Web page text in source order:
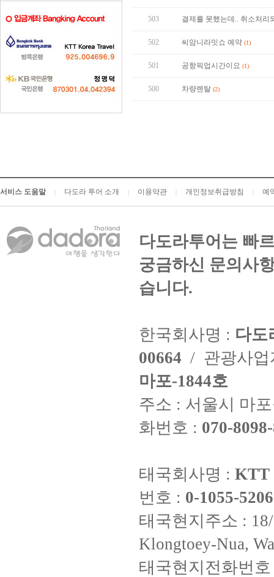
503 결제를 못했는데.. 취소처리
502 씨암니라밋쇼 예약 (1)
501 공항픽업시간이요 (1)
500 차량렌탈 (2)
서비스 도움말 다도라 투어 소개 이용약관 개인정보취급방침 예
다도라투어는 빠
궁금하신 문의사
습니다.
한국회사명 : 다도
00664 / 관광사
마포-1844호
주소 : 서울시 마
화번호 : 070-
태국회사명 : KTT
번호 : 0-1055-
태국현지주소 :
Klongtoey-Nua,
태국현지전화번